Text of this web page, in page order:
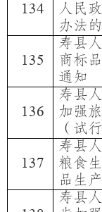
134
人民
办法
135
寿县
商标
通知
136
寿县
加强
（试
137
寿县
粮食
品生
寿县